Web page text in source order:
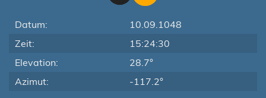
Datum:
10.09.1048
Zeit:
15:24:30
Elevation:
28.7°
Azimut:
-117.2°